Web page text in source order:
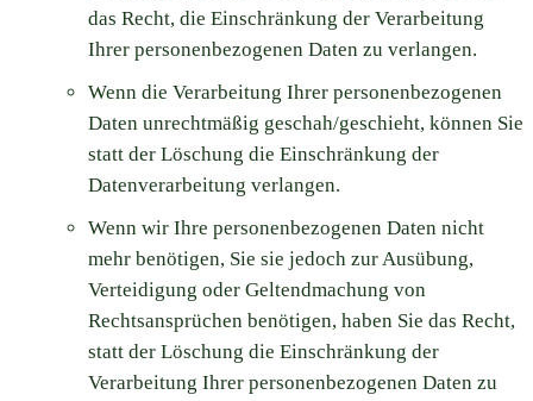
das Recht, die Einschränkung der Verarbeitung
Ihrer personenbezogenen Daten zu verlangen.
Wenn die Verarbeitung Ihrer personenbezogenen
Daten unrechtmäßig geschah/geschieht, können Sie
statt der Löschung die Einschränkung der
Datenverarbeitung verlangen.
Wenn wir Ihre personenbezogenen Daten nicht
mehr benötigen, Sie sie jedoch zur Ausübung,
Verteidigung oder Geltendmachung von
Rechtsansprüchen benötigen, haben Sie das Recht,
statt der Löschung die Einschränkung der
Verarbeitung Ihrer personenbezogenen Daten zu